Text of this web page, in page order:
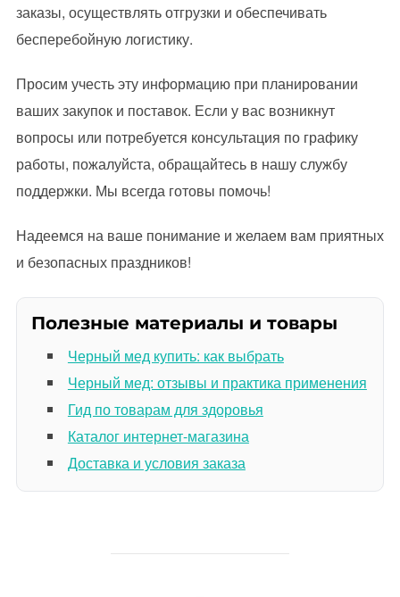
заказы, осуществлять отгрузки и обеспечивать
бесперебойную логистику.
Просим учесть эту информацию при планировании
ваших закупок и поставок. Если у вас возникнут
вопросы или потребуется консультация по графику
работы, пожалуйста, обращайтесь в нашу службу
поддержки. Мы всегда готовы помочь!
Надеемся на ваше понимание и желаем вам приятных
и безопасных праздников!
Полезные материалы и товары
Черный мед купить: как выбрать
Черный мед: отзывы и практика применения
Гид по товарам для здоровья
Каталог интернет-магазина
Доставка и условия заказа